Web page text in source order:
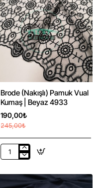
Kumaş
|
Siyah
4933
-22%
Brode (Nakışlı) Pamuk Vual
Kumaş | Beyaz 4933
190,00₺
245,00₺
Brode
Pamuk
Vual